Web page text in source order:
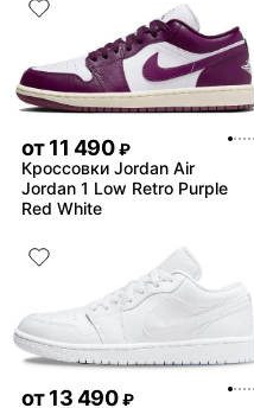
от11 490 ₽
Кроссовки Jordan Air
Jordan 1 Low Retro Purple
Red White
от13 490 ₽